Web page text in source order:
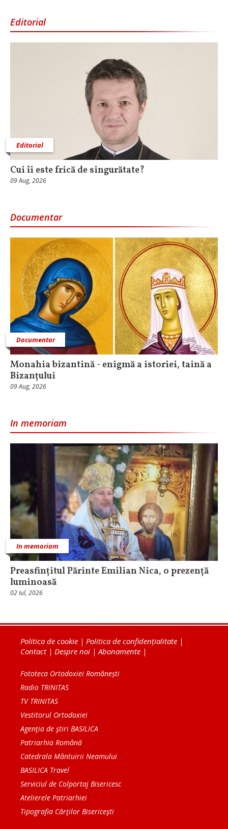
Editorial
Editorial
Cui îi este frică de singurătate?
09 Aug, 2026
Documentar
Documentar
Monahia bizantină - enigmă a istoriei, taină a
Bizanțului
09 Aug, 2026
In memoriam
In memoriam
Preasfințitul Părinte Emilian Nica, o prezență
luminoasă
02 Iul, 2026
Politica de cookie | Politica de confidențialitate |
Contact| Despre noi | Abonamente |
Fototeca Ortodoxiei Românești
Radio TRINITAS
TV TRINITAS
Vestitorul Ortodoxiei
Agenţia de ştiri BASILICA
Patriarhia Română
Catedrala Mântuirii Neamului
BASILICA Travel
Serviciul de Colportaj Bisericesc
Atelierele Patriarhiei
Tipografia Cărţilor Bisericeşti